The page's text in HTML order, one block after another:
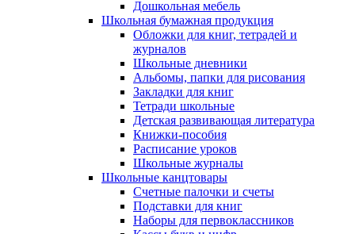
Дошкольная мебель
Школьная бумажная продукция
Обложки для книг, тетрадей и
журналов
Школьные дневники
Альбомы, папки для рисования
Закладки для книг
Тетради школьные
Детская развивающая литература
Книжки-пособия
Расписание уроков
Школьные журналы
Школьные канцтовары
Счетные палочки и счеты
Подставки для книг
Наборы для первоклассников